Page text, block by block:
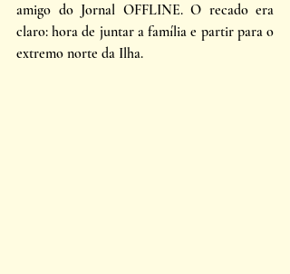
amigo do Jornal OFFLINE. O recado era
claro: hora de juntar a família e partir para o
extremo norte da Ilha.